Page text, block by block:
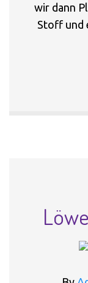
wir dann
Stoff und